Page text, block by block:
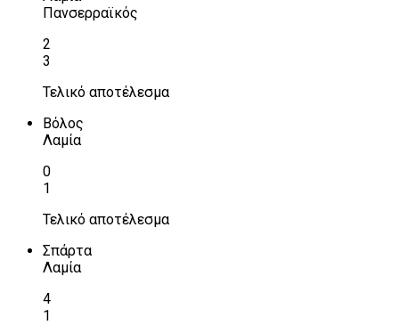
Πανσερραϊκός
2
3
Τελικό αποτέλεσμα
Βόλος
Λαμία
0
1
Τελικό αποτέλεσμα
Σπάρτα
Λαμία
4
1